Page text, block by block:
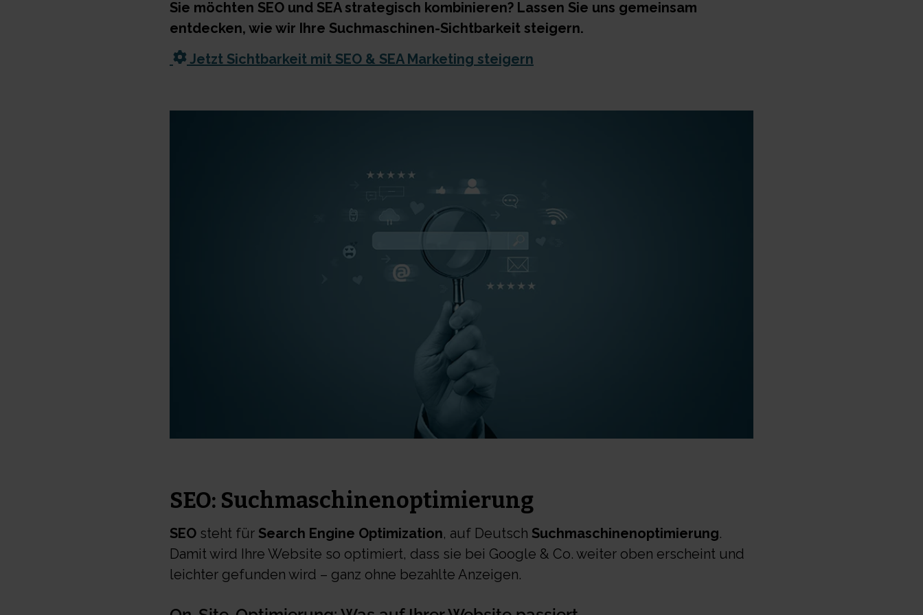
Sie möchten SEO und SEA strategisch kombinieren? Lassen Sie uns gemeinsam
entdecken, wie wir Ihre Suchmaschinen-Sichtbarkeit steigern.
Jetzt Sichtbarkeit mit SEO & SEA Marketing steigern
SEO: Suchmaschinenoptimierung
SEO steht für Search Engine Optimization, auf Deutsch Suchmaschinenoptimierung.
Damit wird Ihre Website so optimiert, dass sie bei Google & Co. weiter oben erscheint und
leichter gefunden wird – ganz ohne bezahlte Anzeigen.